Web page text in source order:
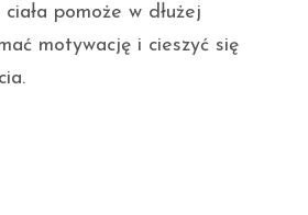
ciała pomoże w dłużej
motywację i cieszyć się